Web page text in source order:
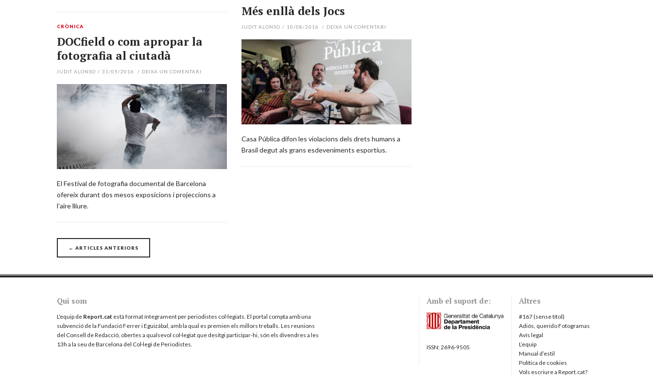
Més enllà dels Jocs
JUDIT ALONSO / 10/08/2016 / DEIXA UN COMENTARI
Casa Pública difon les violacions dels drets humans a
Brasil degut als grans esdeveniments esportius.
CRÒNICA
DOCfield o com apropar la
fotografia al ciutadà
JUDIT ALONSO / 31/05/2016 / DEIXA UN COMENTARI
El Festival de fotografia documental de Barcelona
ofereix durant dos mesos exposicions i projeccions a
l’aire lliure.
Posts
← ARTICLES ANTERIORS
Qui som
L'equip de Report.cat està format íntegrament per periodistes col·legiats. El portal compta amb una
subvenció de la Fundació Ferrer i Eguizábal, amb la qual es premien els millors treballs. Les reunions
del Consell de Redacció, obertes a qualsevol col·legiat que desitgi participar-hi, són els divendres a les
13h a la seu de Barcelona del Col·legi de Periodistes
Amb el suport de:
ISSN:2696-9505
Altres
#167 (sense títol)
Adiós, querido Fotogramas
Avís legal
L’equip
Manual d’estil
Política de cookies
Vols escriure a Report.cat?